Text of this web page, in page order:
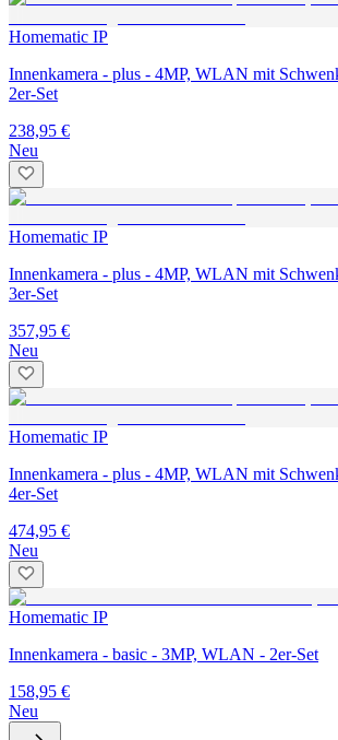
Homematic IP
Innenkamera - plus - 4MP, WLAN mit
2er-Set
238,95 €
Neu
Homematic IP
Innenkamera - plus - 4MP, WLAN mit
3er-Set
357,95 €
Neu
Homematic IP
Innenkamera - plus - 4MP, WLAN mit
4er-Set
474,95 €
Neu
Homematic IP
Innenkamera - basic - 3MP, WLAN - 2er-Set
158,95 €
Neu